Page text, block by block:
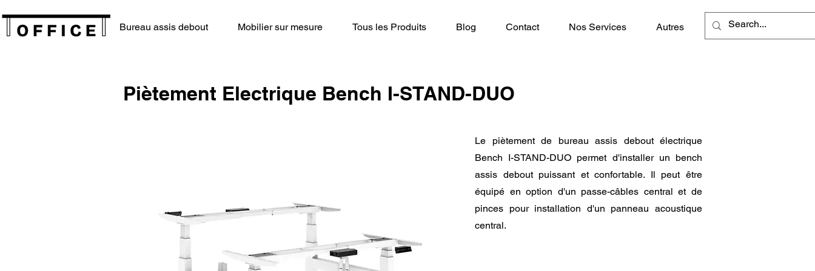
Bureau assis debout Mobilier sur mesure Tous les Produits Blog Contact Nos Services Autres
Piètement Electrique Bench I-STAND-DUO
Le piètement de bureau assis debout électrique
Bench I-STAND-DUO permet d'installer un bench
assis debout puissant et confortable. Il peut être
équipé en option d'un passe-câbles central et de
pinces pour installation d'un panneau acoustique
central.